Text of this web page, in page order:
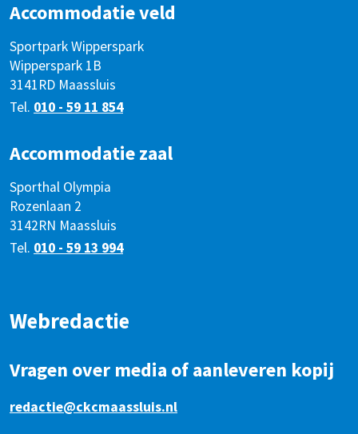
Accommodatie veld
Sportpark Wipperspark
Wipperspark 1B
3141RD Maassluis
Tel. 010 - 59 11 854
Accommodatie zaal
Sporthal Olympia
Rozenlaan 2
3142RN Maassluis
Tel. 010 - 59 13 994
Webredactie
Vragen over media of aanleveren kopij
redactie@ckcmaassluis.nl